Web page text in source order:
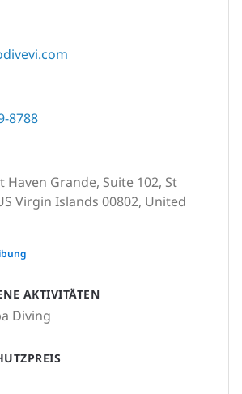
AKTIVITÄTEN
Diving
8788
Haven Grande, Suite 102, St
Virgin Islands 00802, United